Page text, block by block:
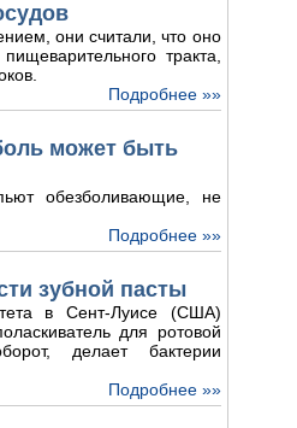
они считали, что оно
тракта,
Подробнее »»
может быть
обезболивающие, не
Подробнее »»
зубной пасты
в Сент-Луисе (США)
для ротовой
делает бактерии
Подробнее »»